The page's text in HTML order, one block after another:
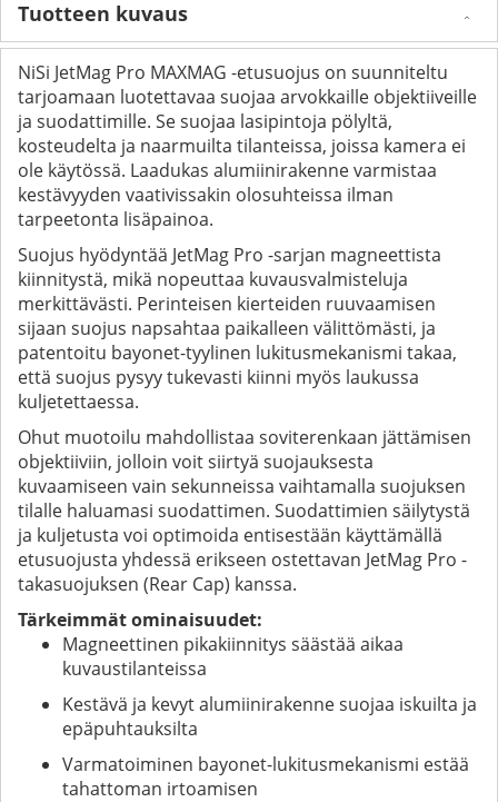
Tuotteen kuvaus
NiSi JetMag Pro MAXMAG -etusuojus on suunniteltu
tarjoamaan luotettavaa suojaa arvokkaille objektiiveille
ja suodattimille. Se suojaa lasipintoja pölyltä,
kosteudelta ja naarmuilta tilanteissa, joissa kamera ei
ole käytössä. Laadukas alumiinirakenne varmistaa
kestävyyden vaativissakin olosuhteissa ilman
tarpeetonta lisäpainoa.
Suojus hyödyntää JetMag Pro -sarjan magneettista
kiinnitystä, mikä nopeuttaa kuvausvalmisteluja
merkittävästi. Perinteisen kierteiden ruuvaamisen
sijaan suojus napsahtaa paikalleen välittömästi, ja
patentoitu bayonet-tyylinen lukitusmekanismi takaa,
että suojus pysyy tukevasti kiinni myös laukussa
kuljetettaessa.
Ohut muotoilu mahdollistaa soviterenkaan jättämisen
objektiiviin, jolloin voit siirtyä suojauksesta
kuvaamiseen vain sekunneissa vaihtamalla suojuksen
tilalle haluamasi suodattimen. Suodattimien säilytystä
ja kuljetusta voi optimoida entisestään käyttämällä
etusuojusta yhdessä erikseen ostettavan JetMag Pro -
takasuojuksen (Rear Cap) kanssa.
Tärkeimmät ominaisuudet:
Magneettinen pikakiinnitys säästää aikaa
kuvaustilanteissa
Kestävä ja kevyt alumiinirakenne suojaa iskuilta ja
epäpuhtauksilta
Varmatoiminen bayonet-lukitusmekanismi estää
tahattoman irtoamisen